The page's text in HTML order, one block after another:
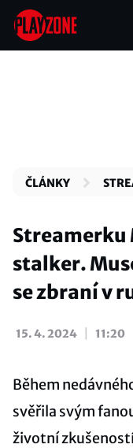
Přejít
hlavnímu
ČLÁNKY
Streamerku
stalker.
se zbraní v
15. 4. 2024 11:20
Během
svěřila svým
životní